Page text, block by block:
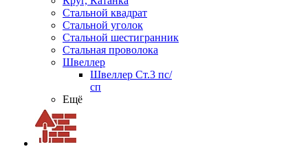
Стальной квадрат
Стальной уголок
Стальной шестигранник
Стальная проволока
Швеллер
Швеллер Ст.3 пс/
сп
Ещё